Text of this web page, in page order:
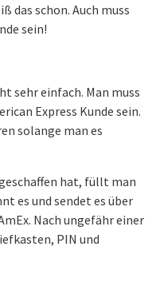
das schon. Auch muss
sein!
sehr einfach. Man muss
Express Kunde sein.
solange man es
hat, füllt man
es und sendet es über
Nach ungefähr einer
PIN und